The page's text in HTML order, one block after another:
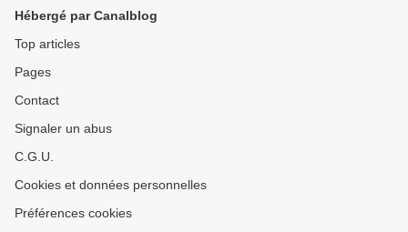
Hébergé par Canalblog
Top articles
Pages
Contact
Signaler un abus
C.G.U.
Cookies et données personnelles
Préférences cookies